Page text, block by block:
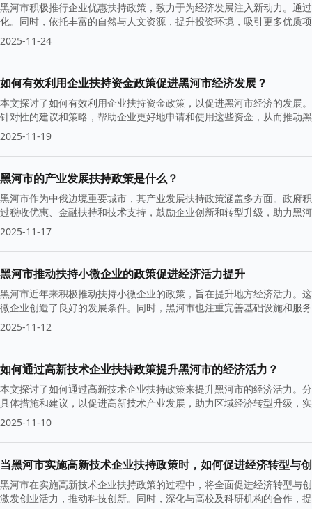
黑河市积极推行企业优惠扶持政策，致力于为经济发展注入新动力。通
化。同时，依托丰富的自然与人文资源，提升投资环境，吸引更多优质
2025-11-24
如何有效利用企业扶持资金政策促进黑河市经济发展？
本文探讨了如何有效利用企业扶持资金政策，以促进黑河市经济的发展
针对性的建议和策略，帮助企业更好地申请和使用这些资金，从而推动
2025-11-19
黑河市的产业发展扶持政策是什么？
黑河市作为中俄边境重要城市，其产业发展扶持政策涵盖多方面。政府
过税收优惠、金融扶持和技术支持，鼓励企业创新和转型升级，助力黑
域合作与交流。
2025-11-17
黑河市推动扶持小微企业的政策促进经济活力提升
黑河市近年来积极推动扶持小微企业的政策，旨在提升地方经济活力。
微企业创造了良好的发展条件。同时，黑河市也注重完善基础设施和服
2025-11-12
如何通过高新技术企业扶持政策提升黑河市的经济活力？
本文探讨了如何通过高新技术企业扶持政策来提升黑河市的经济活力。
具体措施和建议，以促进高新技术产业发展，助力区域经济转型升级，
2025-11-10
当黑河市实施高新技术企业扶持政策时，如何促进经济转型与
黑河市在实施高新技术企业扶持政策的过程中，将全面促进经济转型与
激发创业活力，推动科技创新。同时，深化与高校及科研机构的合作，